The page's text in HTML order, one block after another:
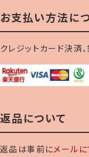
お支払い方法に
クレジットカード決済
返品について
返品は事前にメール